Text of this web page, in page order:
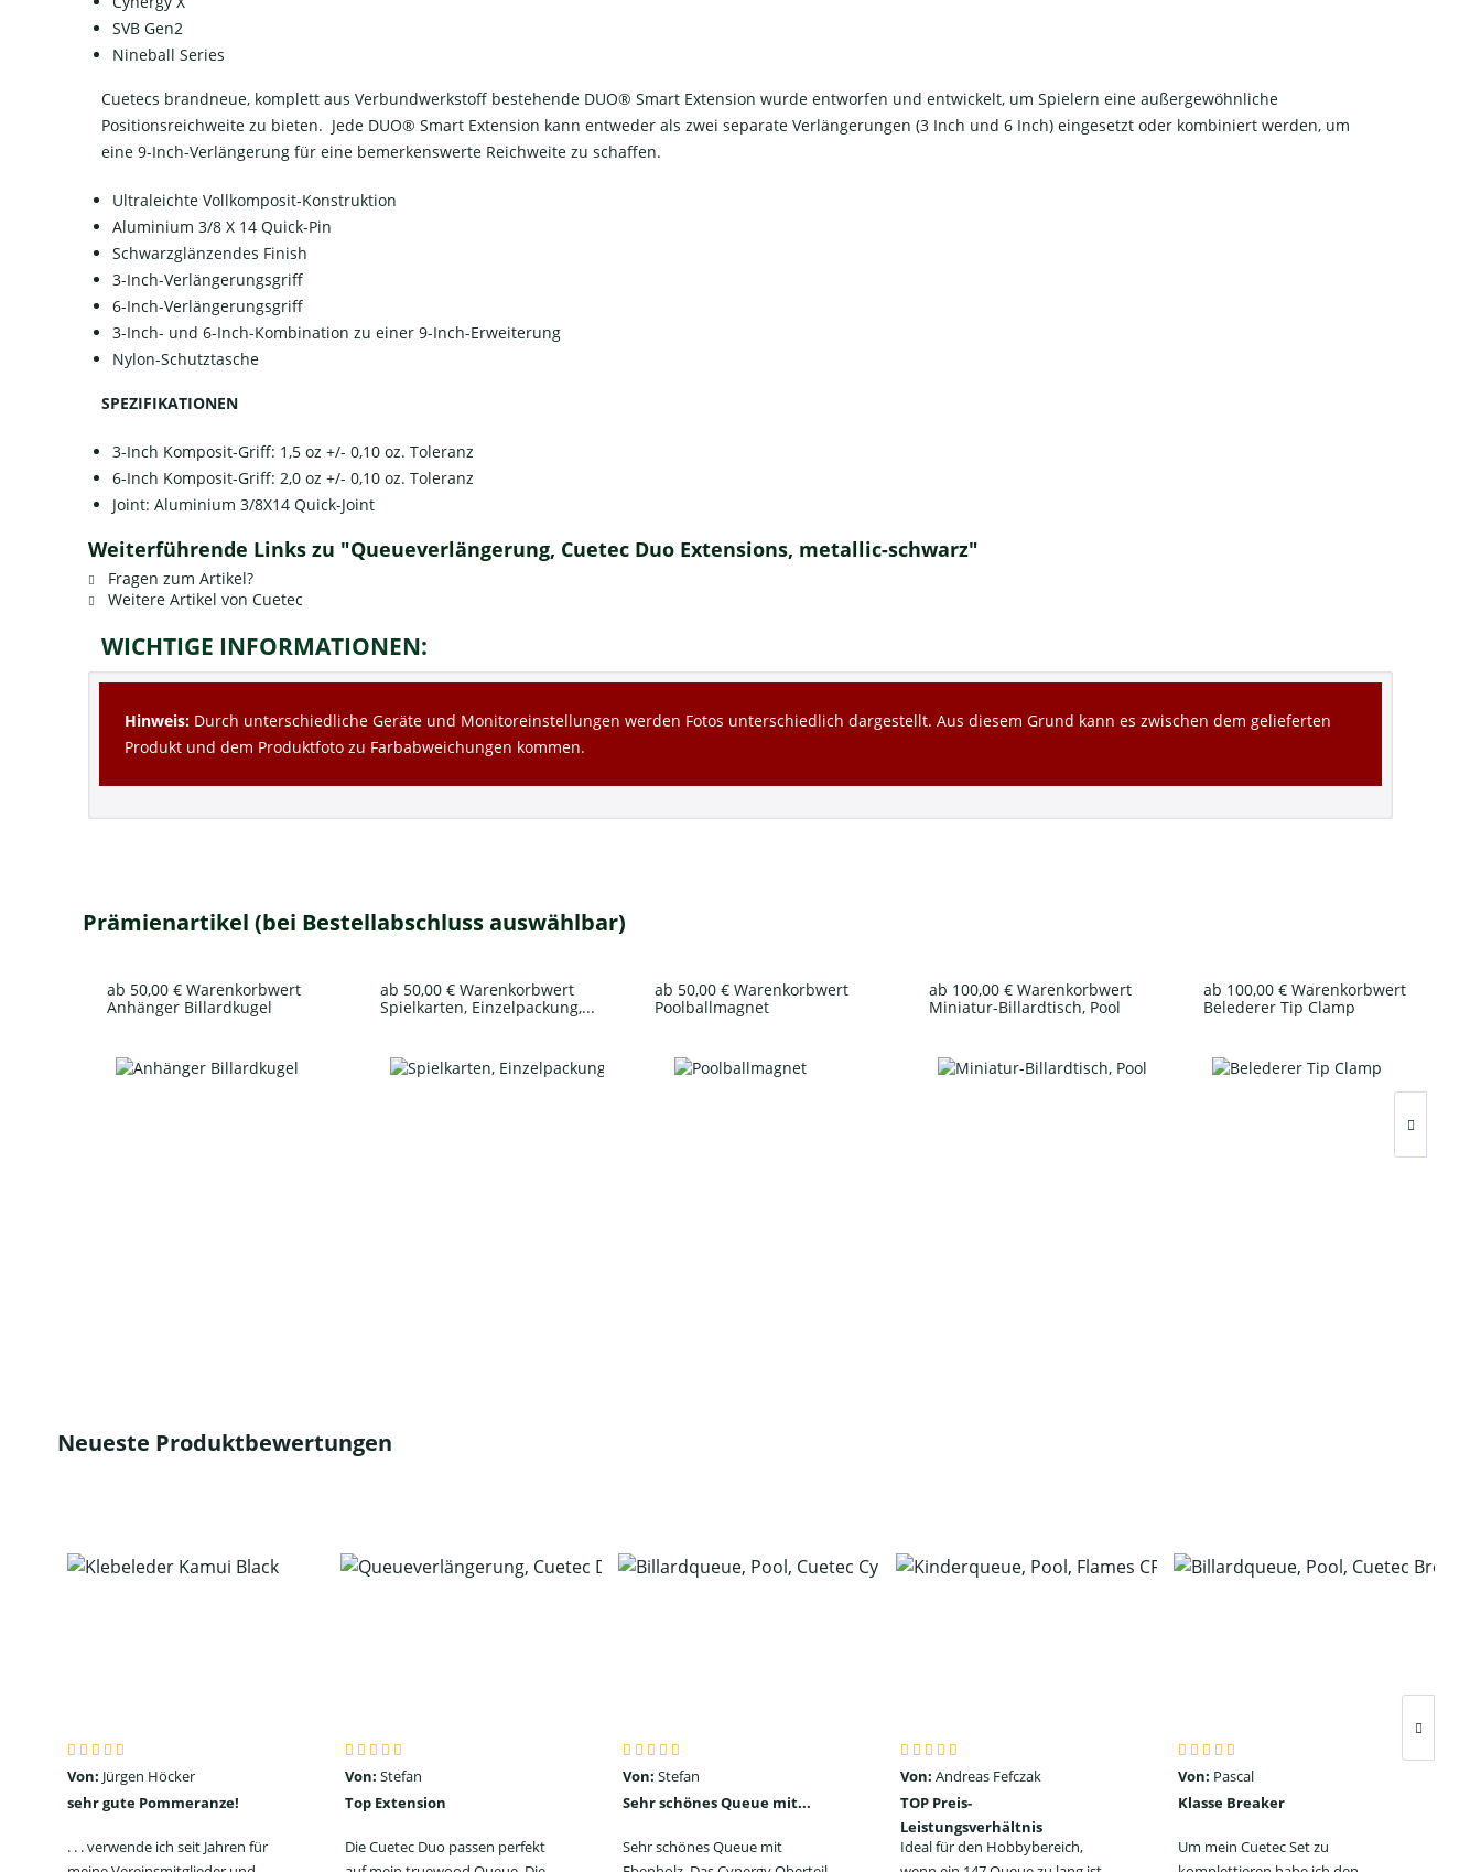
SVB Gen2
Nineball Series
Cuetecs brandneue, komplett aus Verbundwerkstoff bestehende DUO® Smart Extension wurde entworfen und entwickelt, um Spielern eine außergewöhnliche
Positionsreichweite zu bieten. Jede DUO® Smart Extension kann entweder als zwei separate Verlängerungen (3 Inch und 6 Inch) eingesetzt oder kombiniert werden, um
eine 9-Inch-Verlängerung für eine bemerkenswerte Reichweite zu schaffen.
Ultraleichte Vollkomposit-Konstruktion
Aluminium 3/8 X 14 Quick-Pin
Schwarzglänzendes Finish
3-Inch-Verlängerungsgriff
6-Inch-Verlängerungsgriff
3-Inch- und 6-Inch-Kombination zu einer 9-Inch-Erweiterung
Nylon-Schutztasche
SPEZIFIKATIONEN
3-Inch Komposit-Griff: 1,5 oz +/- 0,10 oz. Toleranz
6-Inch Komposit-Griff: 2,0 oz +/- 0,10 oz. Toleranz
Joint: Aluminium 3/8X14 Quick-Joint
Weiterführende Links zu "Queueverlängerung, Cuetec Duo Extensions, metallic-schwarz"
Fragen zum Artikel?
Weitere Artikel von Cuetec
WICHTIGE INFORMATIONEN:
Hinweis: Durch unterschiedliche Geräte und Monitoreinstellungen werden Fotos unterschiedlich dargestellt. Aus diesem Grund kann es zwischen dem gelieferten
Produkt und dem Produktfoto zu Farbabweichungen kommen.
Prämienartikel (bei Bestellabschluss auswählbar)
ab 50,00 € Warenkorbwert
Anhänger Billardkugel
ab 50,00 € Warenkorbwert
Spielkarten, Einzelpackung,...
ab 50,00 € Warenkorbwert
Poolballmagnet
ab 100,00 € Warenkorbwert
Miniatur-Billardtisch, Pool
ab 100,00 € Warenkorbwert
Belederer Tip Clamp
Neueste Produktbewertungen
Von: Jürgen Höcker
sehr gute Pommeranze!
. . . verwende ich seit Jahren für
Von: Stefan
Top Extension
Die Cuetec Duo passen perfekt
Von: Stefan
Sehr schönes Queue mit...
Sehr schönes Queue mit
Von: Andreas Fefczak
TOP Preis-
Leistungsverhältnis
Ideal für den Hobbybereich,
Von: Pascal
Klasse Breaker
Um mein Cuetec Set zu